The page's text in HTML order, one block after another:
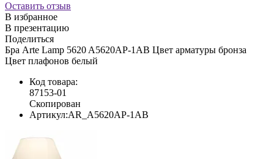
Оставить отзыв
В избранное
В презентацию
Поделиться
Бра Arte Lamp 5620 A5620AP-1AB Цвет арматуры бронза
Цвет плафонов белый
Код товара:
87153-01
Скопирован
Артикул:AR_A5620AP-1AB